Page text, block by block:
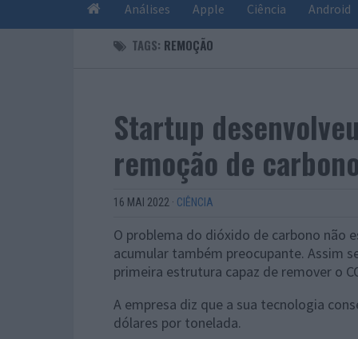
Análises Apple Ciência Android
TAGS: REMOÇÃO
Startup
remoção de
16 MAI 2022 · CIÊNCIA
O problema do dióxido de carbono não
acumular também preocupante. Assim
primeira estrutura capaz de remover o
A empresa diz que a sua tecnologia
dólares por tonelada.